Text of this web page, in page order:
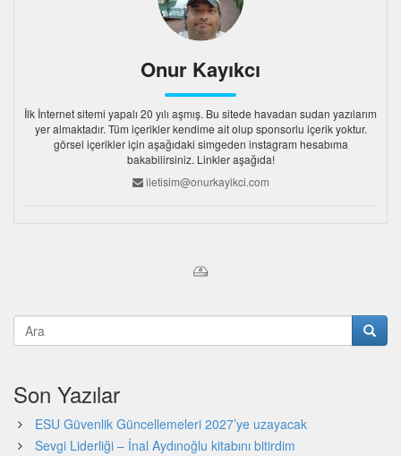
Onur Kayıkcı
İlk İnternet sitemi yapalı 20 yılı aşmış. Bu sitede havadan sudan yazılarım
yer almaktadır. Tüm içerikler kendime ait olup sponsorlu içerik yoktur.
görsel içerikler için aşağıdaki simgeden instagram hesabıma
bakabilirsiniz. Linkler aşağıda!
iletisim@onurkayikci.com
Son Yazılar
ESU Güvenlik Güncellemeleri 2027’ye uzayacak
Sevgi Liderliği – İnal Aydınoğlu kitabını bitirdim